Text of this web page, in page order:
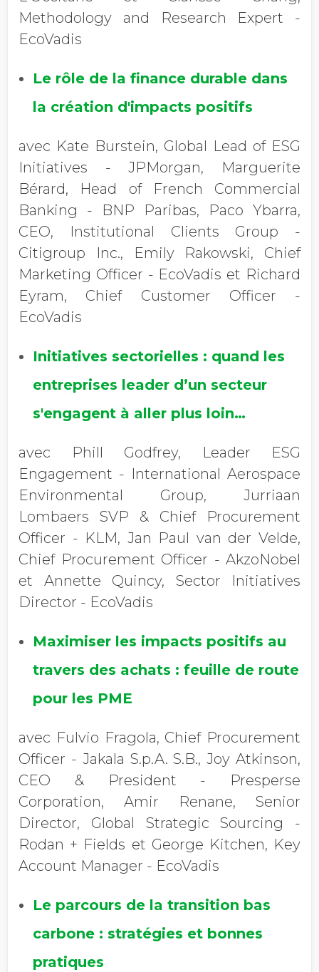
Methodology and Research Expert -
EcoVadis
Le rôle de la finance durable dans
la création d'impacts positifs
avec Kate Burstein, Global Lead of ESG
Initiatives - JPMorgan, Marguerite
Bérard, Head of French Commercial
Banking - BNP Paribas, Paco Ybarra,
CEO, Institutional Clients Group -
Citigroup Inc., Emily Rakowski, Chief
Marketing Officer - EcoVadis et Richard
Eyram, Chief Customer Officer -
EcoVadis
Initiatives sectorielles : quand les
entreprises leader d’un secteur
s'engagent à aller plus loin…
avec Phill Godfrey, Leader ESG
Engagement - International Aerospace
Environmental Group, Jurriaan
Lombaers SVP & Chief Procurement
Officer - KLM, Jan Paul van der Velde,
Chief Procurement Officer - AkzoNobel
et Annette Quincy, Sector Initiatives
Director - EcoVadis
Maximiser les impacts positifs au
travers des achats : feuille de route
pour les PME
avec Fulvio Fragola, Chief Procurement
Officer - Jakala S.p.A. S.B., Joy Atkinson,
CEO & President - Presperse
Corporation, Amir Renane, Senior
Director, Global Strategic Sourcing -
Rodan + Fields et George Kitchen, Key
Account Manager - EcoVadis
Le parcours de la transition bas
carbone : stratégies et bonnes
pratiques